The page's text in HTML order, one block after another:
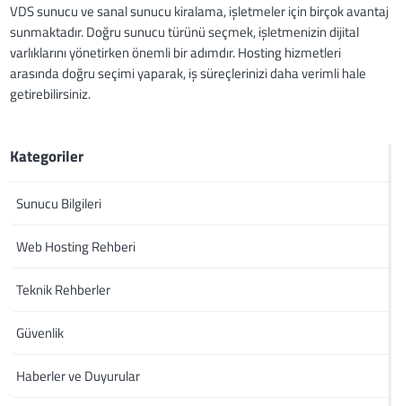
VDS sunucu ve sanal sunucu kiralama, işletmeler için birçok avantaj
sunmaktadır. Doğru sunucu türünü seçmek, işletmenizin dijital
varlıklarını yönetirken önemli bir adımdır. Hosting hizmetleri
arasında doğru seçimi yaparak, iş süreçlerinizi daha verimli hale
getirebilirsiniz.
Kategoriler
Sunucu Bilgileri
Web Hosting Rehberi
Teknik Rehberler
Güvenlik
Haberler ve Duyurular